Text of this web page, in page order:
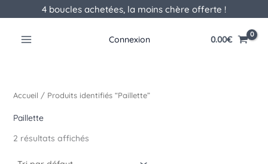
au
contenu
4 boucles achetées, la moins chère offerte !
Connexion 0.00€
Accueil / Produits identifiés “Paillette”
Paillette
2 résultats affichés